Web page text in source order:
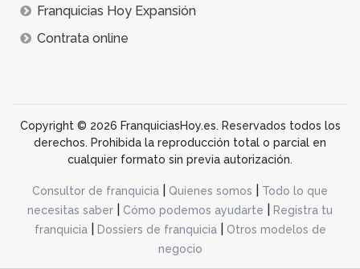
Franquicias Hoy Expansión
Contrata online
Copyright © 2026 FranquiciasHoy.es. Reservados todos los
derechos. Prohibida la reproducción total o parcial en
cualquier formato sin previa autorización.
Consultor de franquicia Quienes somos
Todo lo que
necesitas saber
Cómo podemos ayudarte
Registra tu
franquicia| Dossiers de franquicia|
Otros modelos de
negocio